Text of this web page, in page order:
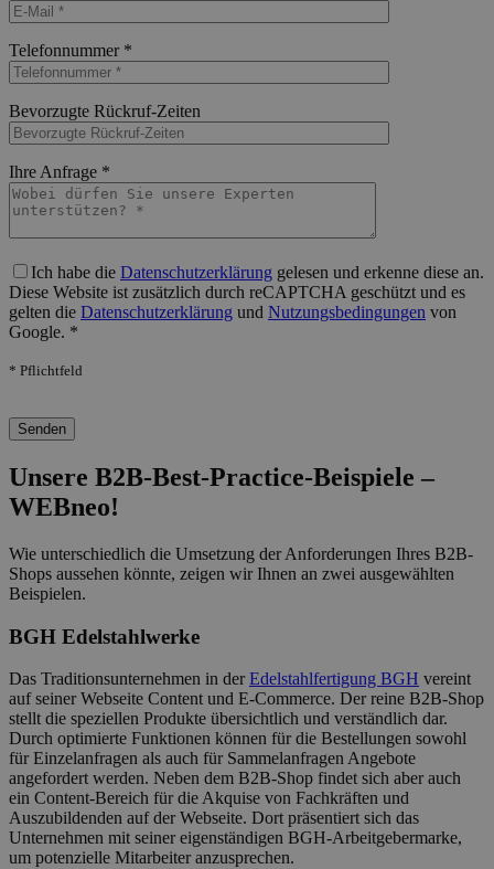
Telefonnummer *
Bevorzugte Rückruf-Zeiten
Ihre Anfrage *
Ich habe die Datenschutzerklärung gelesen und erkenne diese an.
Diese Website ist zusätzlich durch reCAPTCHA geschützt und es
gelten die Datenschutzerklärung und Nutzungsbedingungen von
Google. *
* Pflichtfeld
Unsere B2B-Best-Practice-Beispiele –
WEBneo!
Wie unterschiedlich die Umsetzung der Anforderungen Ihres B2B-
Shops aussehen könnte, zeigen wir Ihnen an zwei ausgewählten
Beispielen.
BGH Edelstahlwerke
Das Traditionsunternehmen in derEdelstahlfertigung BGH vereint
auf seiner Webseite Content und E-Commerce. Der reine B2B-Shop
stellt die speziellen Produkte übersichtlich und verständlich dar.
Durch optimierte Funktionen können für die Bestellungen sowohl
für Einzelanfragen als auch für Sammelanfragen Angebote
angefordert werden. Neben dem B2B-Shop findet sich aber auch
ein Content-Bereich für die Akquise von Fachkräften und
Auszubildenden auf der Webseite. Dort präsentiert sich das
Unternehmen mit seiner eigenständigen BGH-Arbeitgebermarke,
um potenzielle Mitarbeiter anzusprechen.